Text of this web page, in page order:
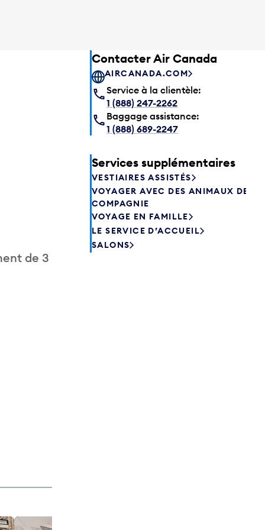
de 3
Contacter Air Canada
AIRCANADA.COM
Service à la clientèle:
1 (888) 247-2262
Baggage assistance:
1 (888) 689-2247
Services supplémentaires
VESTIAIRES ASSISTÉS
VOYAGER AVEC DES ANIMAUX DE
COMPAGNIE
VOYAGE EN FAMILLE
LE SERVICE D’ACCUEIL
SALONS